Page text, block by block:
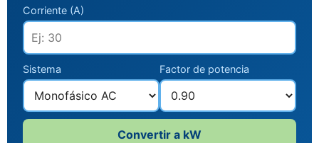
Corriente (A)
Sistema Factor de potencia
Convertir a kW